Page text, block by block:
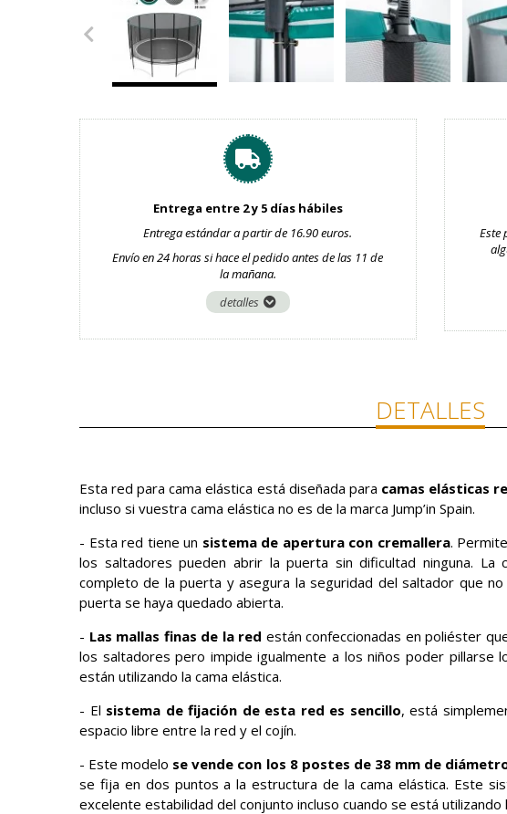
Entrega entre 2 y 5 días hábiles
Entrega estándar a partir de 16.90 euros.
Envío en 24 horas si hace el pedido antes de las 11 de
la mañana.
detalles
Este
DETALLES
Esta red para cama elástica está diseñada para camas elásticas
incluso si vuestra cama elástica no es de la marca Jump’in Spain.
- Esta red tiene un sistema de apertura con cremallera.
los saltadores pueden abrir la puerta sin dificultad ninguna. La
completo de la puerta y asegura la seguridad del saltador que
puerta se haya quedado abierta.
- Las mallas finas de la red están confeccionadas en poliéster
los saltadores pero impide igualmente a los niños poder pillarse
están utilizando la cama elástica.
- El sistema de fijación de esta red es sencillo, está
espacio libre entre la red y el cojín.
- Este modelo se vende con los 8 postes de 38 mm de
se fija en dos puntos a la estructura de la cama elástica. Este
excelente estabilidad del conjunto incluso cuando se está utilizando